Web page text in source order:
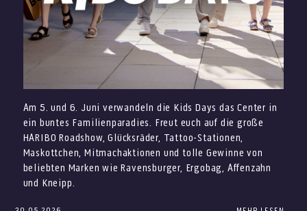
Wechselnde Sorten immer wieder neu
entdecken
Die Sortenauswahl bei Giovanni L. kann regelmäßig
wechseln. Deshalb lohnt es sich, bei jedem Besuch in den
Designer Outlets Wolfsburg wieder vorbeizuschauen.
Vielleicht wartet beim nächsten Mal ein neuer Favorit auf
Euch. Zudem macht die wechselnde Auswahl Giovanni L.
Am 5. und 6. Juni verwandeln die Kids Days das Center in
ein buntes Familienparadies. Freut euch auf die große
HARIBO Roadshow, Glücksräder, Tattoo-Stationen,
Maskottchen, Mitmachaktionen und tolle Gewinne von
beliebten Marken wie Ravensburger, Ergobag, Affenzahn
und Kneipp.